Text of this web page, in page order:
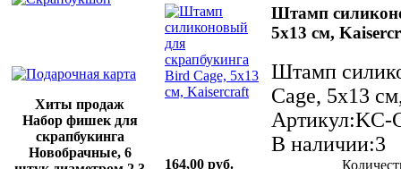
Хиты продаж
Набор фишек для
скрапбукинга
Новобрачные, 6
Штамп
5х13 см,
Штамп
Cage, 5х13
Артикул:KC-
В наличии:3
164,00 руб.